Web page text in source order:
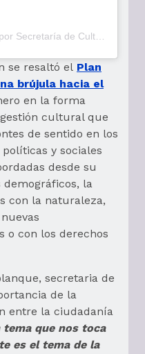
Una publicación compartida por Secretaría de Cultura Bogotá (@culturaenbta)
se resaltó el Plan
brújula hacia el
en la forma
cultural que
de sentido en los
y sociales
desde su
la
con la naturaleza,
o con los derechos
secretaria de
de la
entre la ciudadanía
tema que nos toca
es el tema de la